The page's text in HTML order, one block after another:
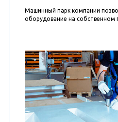
Машинный парк компании
оборудование на собственном